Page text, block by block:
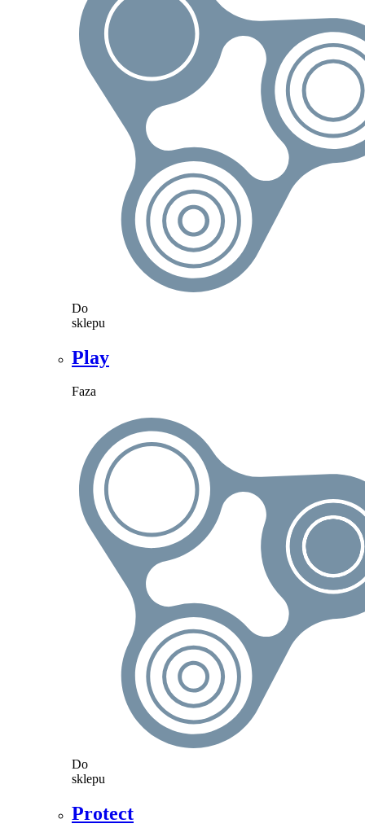
Do
sklepu
Play
Faza
Do
sklepu
Protect